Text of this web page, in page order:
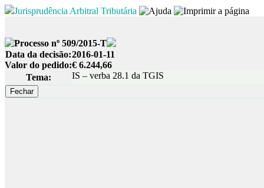
Jurisprudência Arbitral Tributária
Processo nº 509/2015-T
Data da decisão:2016-01-11
Valor do pedido:€ 6.244,66
Tema:
IS – verba 28.1 da TGIS